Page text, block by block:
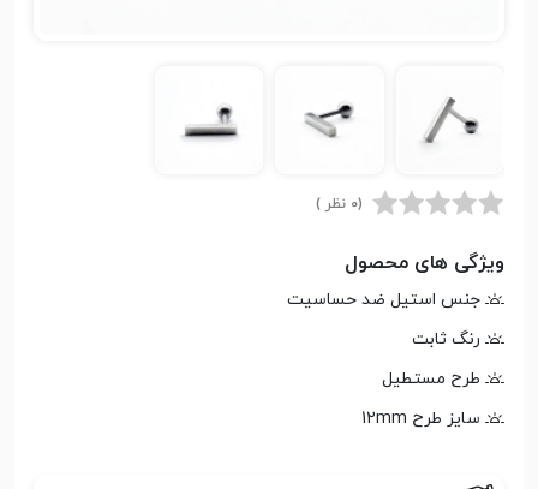
(0 نظر )
ویژگی های محصول
جنس استیل ضد حساسیت
رنگ ثابت
طرح مستطیل
سایز طرح 12mm